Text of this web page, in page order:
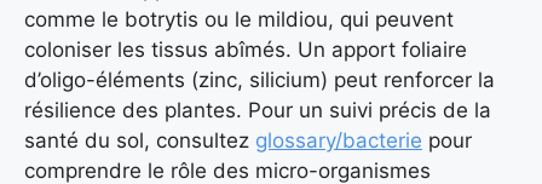
comme le botrytis ou le mildiou, qui peuvent
coloniser les tissus abîmés. Un apport foliaire
d’oligo-éléments (zinc, silicium) peut renforcer la
résilience des plantes. Pour un suivi précis de la
santé du sol, consultez glossary/bacterie pour
comprendre le rôle des micro-organismes